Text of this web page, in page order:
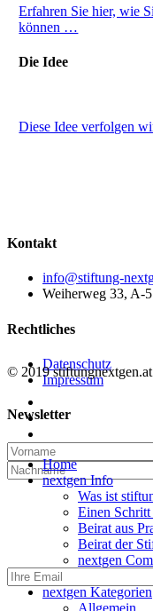
Erfahren Sie hier, wie
können …
Die Idee
Diese Idee verfolgen
Kontakt
info@stiftung-
Weiherweg 33, A-
Rechtliches
Datenschutz
Impressum
Newsletter
© 2019 stiftungnextgen.at
linkedin
Close
Menu
Home
nextgen Info
Was ist
Einen Schritt
Beirat aus
Beirat der
nextgen
nextgen Services
nextgen Kategorien
Allgemein